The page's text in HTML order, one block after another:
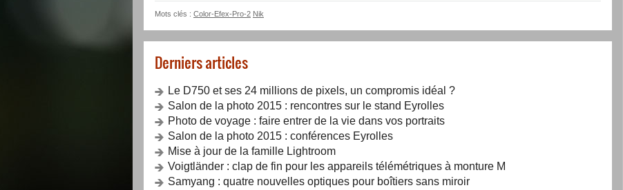
Mots clés : Color-Efex-Pro-2 Nik
Derniers articles
Le D750 et ses 24 millions de pixels, un compromis idéal ?
Salon de la photo 2015 : rencontres sur le stand Eyrolles
Photo de voyage : faire entrer de la vie dans vos portraits
Salon de la photo 2015 : conférences Eyrolles
Mise à jour de la famille Lightroom
Voigtländer : clap de fin pour les appareils télémétriques à monture M
Samyang : quatre nouvelles optiques pour boîtiers sans miroir